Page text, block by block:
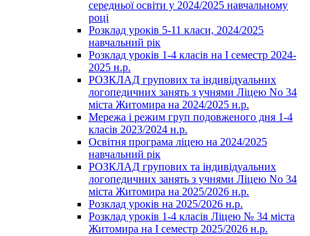
середньої освіти у 2024/2025 навчальному
році
Розклад уроків 5-11 класи, 2024/2025
навчальний рік
Розклад уроків 1-4 класів на І семестр 2024-
2025 н.р.
РОЗКЛАД групових та індивідуальних
логопедичних занять з учнями Ліцею No 34
міста Житомира на 2024/2025 н.р.
Мережа і режим груп подовженого дня 1-4
класів 2023/2024 н.р.
Освітня програма ліцею на 2024/2025
навчальний рік
РОЗКЛАД групових та індивідуальних
логопедичних занять з учнями Ліцею No 34
міста Житомира на 2025/2026 н.р.
Розклад уроків на 2025/2026 н.р.
Розклад уроків 1-4 класів Ліцею № 34 міста
Житомира на І семестр 2025/2026 н.р.